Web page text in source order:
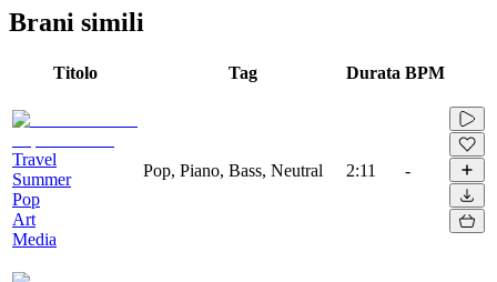
Brani simili
Titolo Tag Durata BPM
Travel
Summer
Pop
Art
Media
Pop, Piano, Bass, Neutral 2:11 -